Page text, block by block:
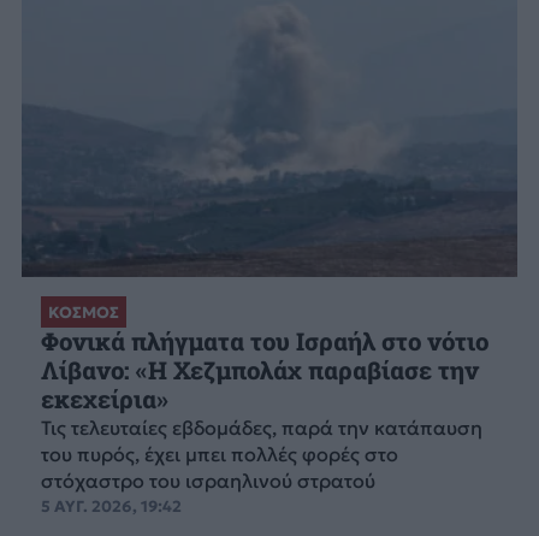
ΚΟΣΜΟΣ
Φονικά πλήγματα του Ισραήλ στο νότιο
Λίβανο: «Η Χεζμπολάχ παραβίασε την
εκεχείρια»
Τις τελευταίες εβδομάδες, παρά την κατάπαυση
του πυρός, έχει μπει πολλές φορές στο
στόχαστρο του ισραηλινού στρατού
5 ΑΥΓ. 2026, 19:42